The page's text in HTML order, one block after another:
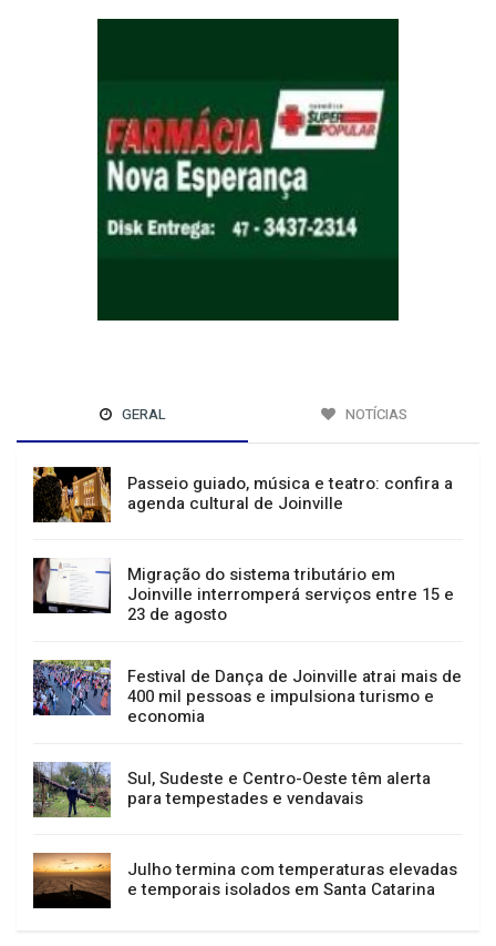
GERAL NOTÍCIAS
Passeio guiado, música e teatro: confira a
agenda cultural de Joinville
Migração do sistema tributário em
Joinville interromperá serviços entre 15 e
23 de agosto
Festival de Dança de Joinville atrai mais de
400 mil pessoas e impulsiona turismo e
economia
Sul, Sudeste e Centro-Oeste têm alerta
para tempestades e vendavais
Julho termina com temperaturas elevadas
e temporais isolados em Santa Catarina